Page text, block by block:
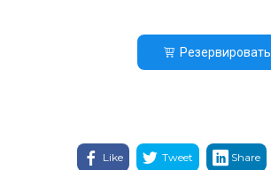
Резервировать
Like Tweet Share